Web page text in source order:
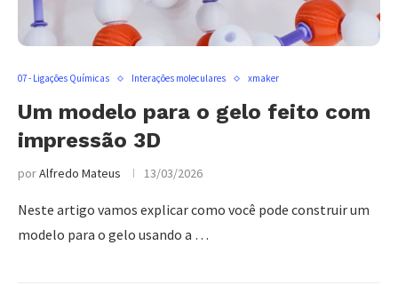
07 - Ligações Químicas Interações moleculares xmaker
Um modelo para o gelo feito com
impressão 3D
porAlfredo Mateus 13/03/2026
Neste artigo vamos explicar como você pode construir um
modelo para o gelo usando a …